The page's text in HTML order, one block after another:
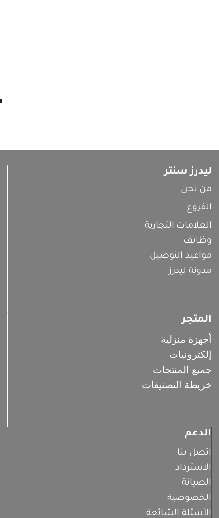
ليدرز سنتر
من نحن
الفروع
العلامات التجارية
وظائف
مواعيد التوصيل
مدونة ليدرز
المتجر
أجهزة منزلية
إلكترونيات
جميع المنتجات
خريطة التصنيفات
الدعم
اتصل بنا
الاسترداد
الصيانة
الخصوصية
الأسئلة الشائعة